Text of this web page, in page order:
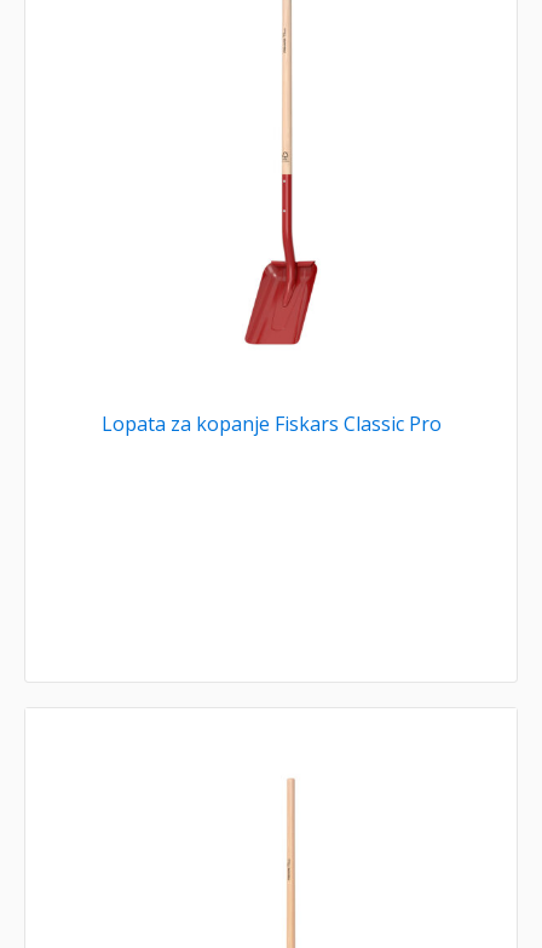
Lopata za kopanje Fiskars Classic Pro